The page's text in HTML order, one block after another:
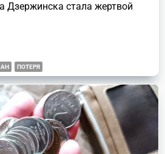
Дзержинска стала жертвой
ПОТЕРЯ